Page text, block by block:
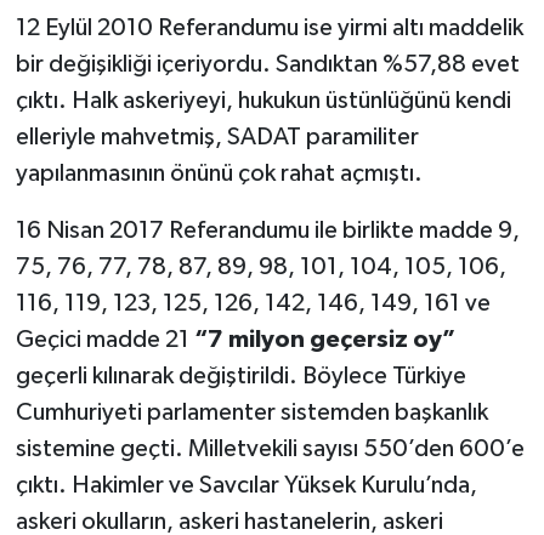
12 Eylül 2010 Referandumu ise yirmi altı maddelik
bir değişikliği içeriyordu. Sandıktan %57,88 evet
çıktı. Halk askeriyeyi, hukukun üstünlüğünü kendi
elleriyle mahvetmiş, SADAT paramiliter
yapılanmasının önünü çok rahat açmıştı.
16 Nisan 2017 Referandumu ile birlikte madde 9,
75, 76, 77, 78, 87, 89, 98, 101, 104, 105, 106,
116, 119, 123, 125, 126, 142, 146, 149, 161 ve
Geçici madde 21 “7 milyon geçersiz oy”
geçerli kılınarak değiştirildi. Böylece Türkiye
Cumhuriyeti parlamenter sistemden başkanlık
sistemine geçti. Milletvekili sayısı 550’den 600’e
çıktı. Hakimler ve Savcılar Yüksek Kurulu’nda,
askeri okulların, askeri hastanelerin, askeri